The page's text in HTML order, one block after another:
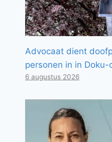
Advocaat dient
personen in in Doku-
6 augustus 2026